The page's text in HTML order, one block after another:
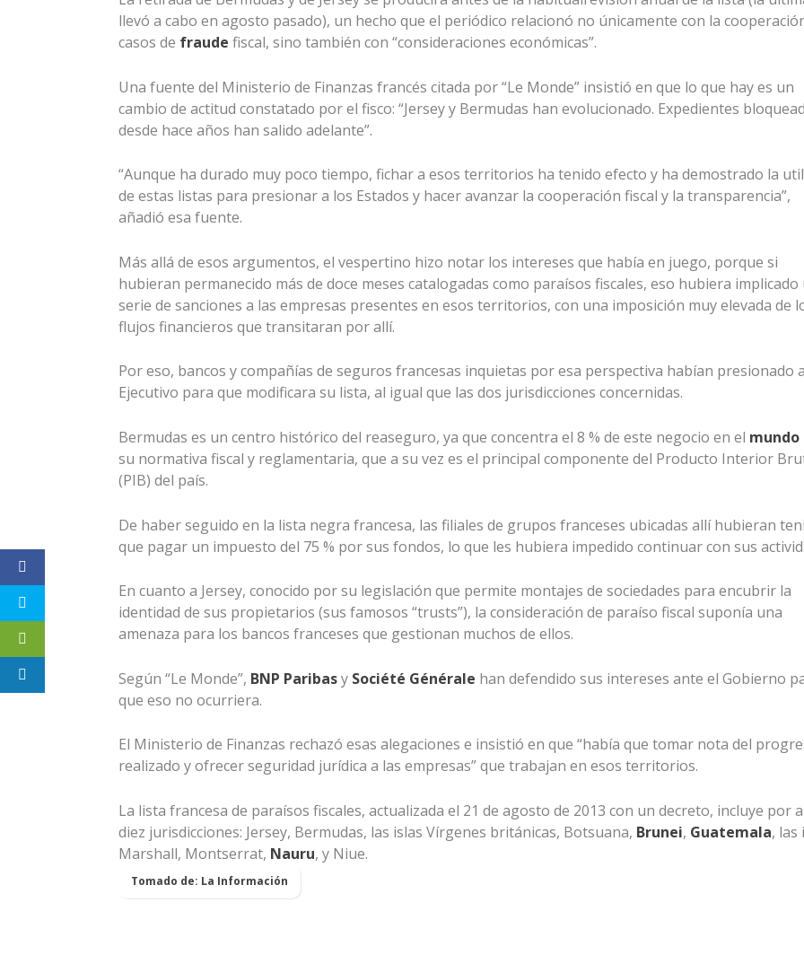
llevó a cabo en agosto pasado), un hecho que el periódico relacionó no únicamente con la
casos de fraude fiscal, sino también con “consideraciones económicas”.
Una fuente del Ministerio de Finanzas francés citada por “Le Monde” insistió en que lo que hay es un
cambio de actitud constatado por el fisco: “Jersey y Bermudas han evolucionado. Expedientes
desde hace años han salido adelante”.
“Aunque ha durado muy poco tiempo, fichar a esos territorios ha tenido efecto y ha demostrado la
de estas listas para presionar a los Estados y hacer avanzar la cooperación fiscal y la transparencia”,
añadió esa fuente.
Más allá de esos argumentos, el vespertino hizo notar los intereses que había en juego, porque si
hubieran permanecido más de doce meses catalogadas como paraísos fiscales, eso hubiera implicado
serie de sanciones a las empresas presentes en esos territorios, con una imposición muy elevada de
flujos financieros que transitaran por allí.
Por eso, bancos y compañías de seguros francesas inquietas por esa perspectiva habían presionado
Ejecutivo para que modificara su lista, al igual que las dos jurisdicciones concernidas.
Bermudas es un centro histórico del reaseguro, ya que concentra el 8 % de este negocio en el mundo
su normativa fiscal y reglamentaria, que a su vez es el principal componente del Producto Interior
(PIB) del país.
De haber seguido en la lista negra francesa, las filiales de grupos franceses ubicadas allí hubieran
que pagar un impuesto del 75 % por sus fondos, lo que les hubiera impedido continuar con sus
En cuanto a Jersey, conocido por su legislación que permite montajes de sociedades para encubrir la
identidad de sus propietarios (sus famosos “trusts”), la consideración de paraíso fiscal suponía una
amenaza para los bancos franceses que gestionan muchos de ellos.
Según “Le Monde”, BNP Paribasy Société Générale han defendido sus intereses ante el Gobierno
que eso no ocurriera.
El Ministerio de Finanzas rechazó esas alegaciones e insistió en que “había que tomar nota del
realizado y ofrecer seguridad jurídica a las empresas” que trabajan en esos territorios.
La lista francesa de paraísos fiscales, actualizada el 21 de agosto de 2013 con un decreto, incluye por
diez jurisdicciones: Jersey, Bermudas, las islas Vírgenes británicas, Botsuana, Brunei, Guatemala, las
Marshall, Montserrat, Nauru, y Niue.
Tomado de: La Información